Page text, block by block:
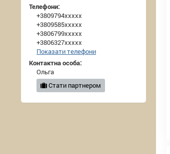
Телефони:
+3809794xxxxx
+3809585xxxxx
+3806799xxxxx
+3806327xxxxx
Показати телефони
Контактна особа:
Ольга
Стати партнером